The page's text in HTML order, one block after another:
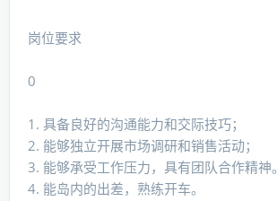
岗位要求
0
1. 具备良好的沟通能力和交际技巧；
2. 能够独立开展市场调研和销售活动；
3. 能够承受工作压力，具有团队合作精神。
4. 能岛内的出差，熟练开车。